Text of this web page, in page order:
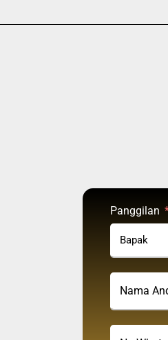
Panggilan